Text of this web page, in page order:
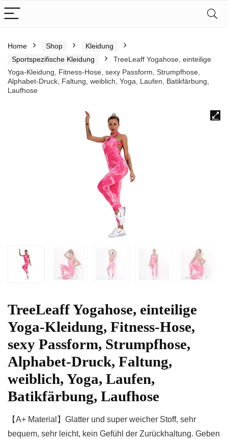
Home Shop
Kleidung
Sportspezifische Kleidung
TreeLeaff Yogahose, einteilige
Yoga-Kleidung, Fitness-Hose, sexy Passform, Strumpfhose,
Alphabet-Druck, Faltung, weiblich, Yoga, Laufen, Batikfärbung,
Laufhose
TreeLeaff Yogahose, einteilige
Yoga-Kleidung, Fitness-Hose,
sexy Passform, Strumpfhose,
Alphabet-Druck, Faltung,
weiblich, Yoga, Laufen,
Batikfärbung, Laufhose
【A+ Material】Glatter und super weicher Stoff, sehr
bequem, sehr leicht, kein Gefühl der Zurückhaltung. Geben